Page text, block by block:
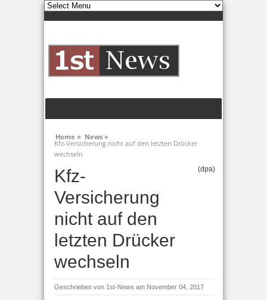
Home » News »
Kfz-Versicherung nicht auf den letzten Drücker
wechseln
Kfz-
Versicherung
nicht auf den
letzten Drücker
wechseln
(dpa)
Geschrieben von 1st-News am November 04, 2017